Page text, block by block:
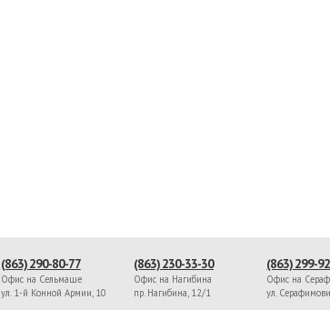
(863) 290-80-77
Офис на Сельмаше
ул. 1-й Конной Армии, 10
(863) 230-33-30
Офис на Нагибина
пр. Нагибина, 12/1
(863) 299-
Офис на
ул.